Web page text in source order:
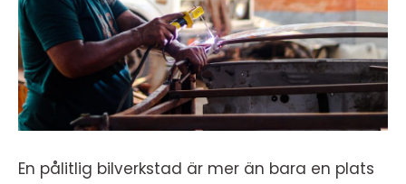
En pålitlig bilverkstad är mer än bara en plats